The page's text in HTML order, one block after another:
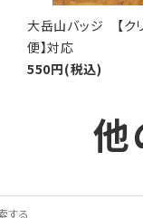
大岳山バッジ 【ク
便】対応
550円(税込)
他